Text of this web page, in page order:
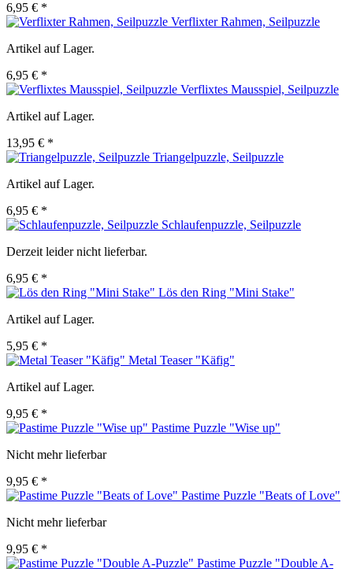
6,95 € *
Verflixter Rahmen, Seilpuzzle
Artikel auf Lager.
6,95 € *
Verflixtes Mausspiel, Seilpuzzle
Artikel auf Lager.
13,95 € *
Triangelpuzzle, Seilpuzzle
Artikel auf Lager.
6,95 € *
Schlaufenpuzzle, Seilpuzzle
Derzeit leider nicht lieferbar.
6,95 € *
Lös den Ring "Mini Stake"
Artikel auf Lager.
5,95 € *
Metal Teaser "Käfig"
Artikel auf Lager.
9,95 € *
Pastime Puzzle "Wise up"
Nicht mehr lieferbar
9,95 € *
Pastime Puzzle "Beats of Love"
Nicht mehr lieferbar
9,95 € *
Pastime Puzzle "Double A-